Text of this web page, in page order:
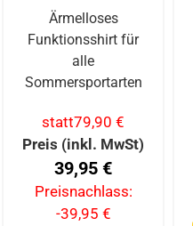
Ärmelloses
Funktionsshirt für
alle
Sommersportarten
statt79,90 €
Preis (inkl. MwSt)
39,95 €
Preisnachlass:
-39,95 €